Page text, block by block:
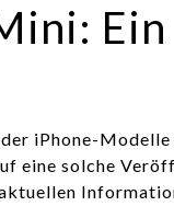
iPhone-
eine solche